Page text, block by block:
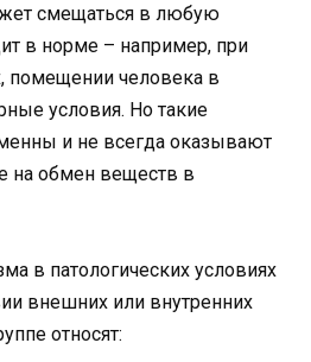
смещаться в любую
в норме – например, при
помещении человека в
условия. Но такие
и не всегда оказывают
на обмен веществ в
в патологических условиях
внешних или внутренних
относят: